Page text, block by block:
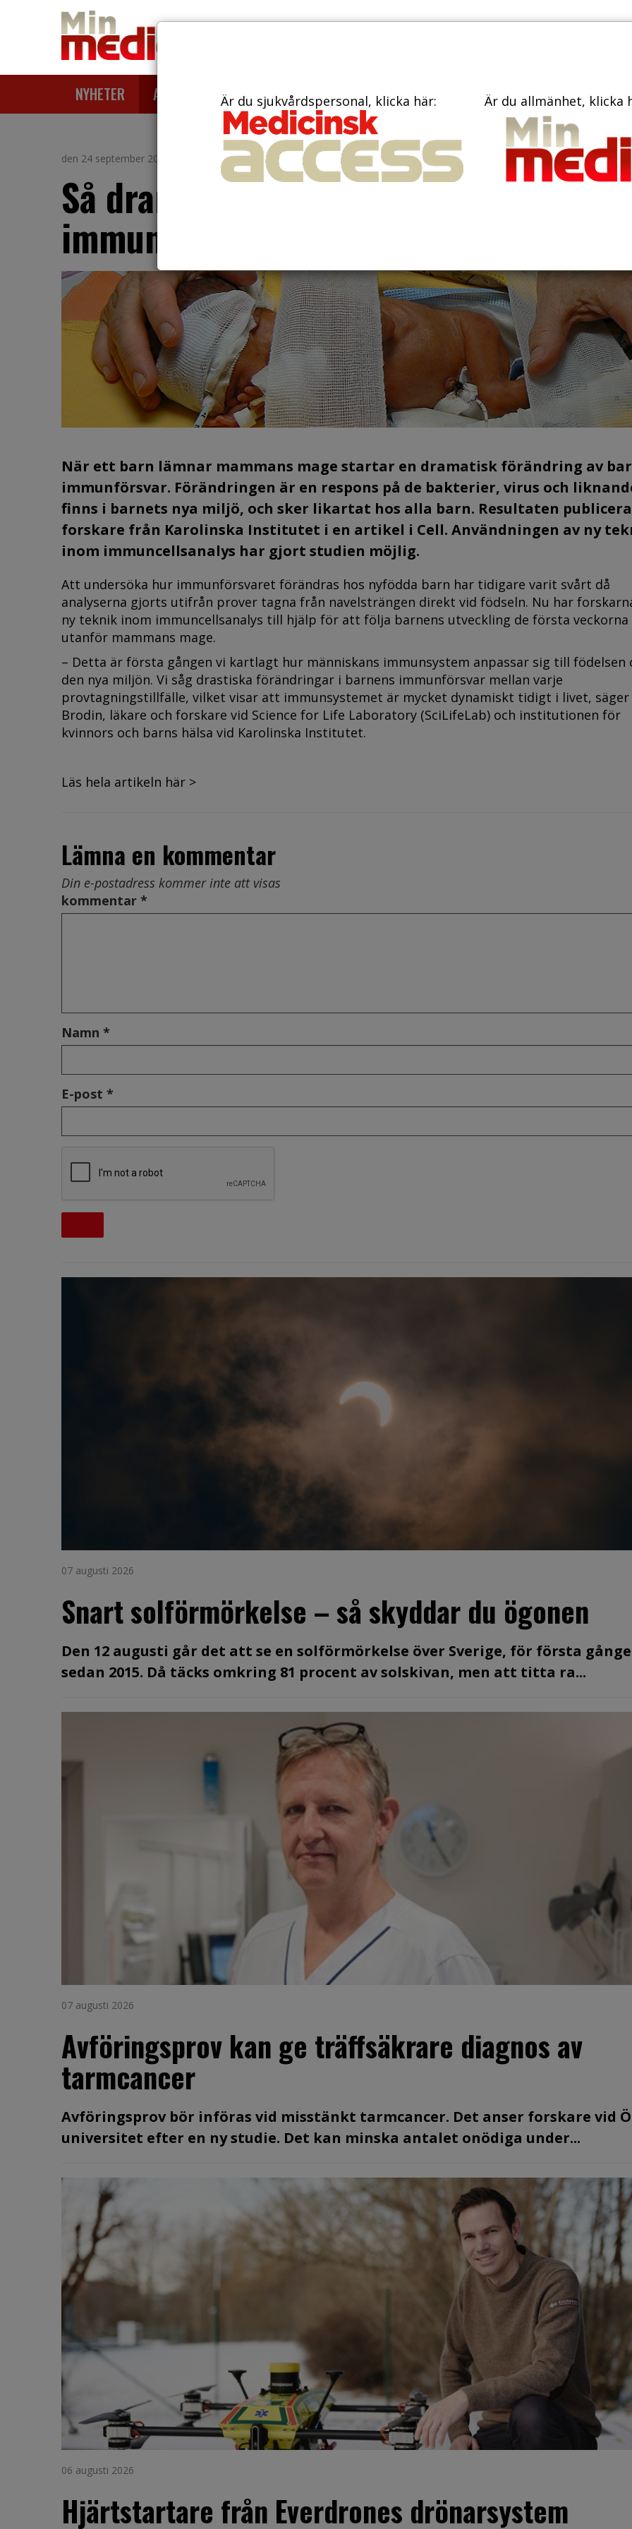
NYHETER ARTIKLAR AKTUELLT TIDNINGAR KONTAKT
den 24 september 2018
Så dramatiskt utvecklas vårt
immunförsvar efter födseln
När ett barn lämnar mammans mage startar en dramatisk förändring av
immunförsvar. Förändringen är en respons på de bakterier, virus och
finns i barnets nya miljö, och sker likartat hos alla barn. Resultaten
forskare från Karolinska Institutet i en artikel i Cell. Användningen av ny
inom immuncellsanalys har gjort studien möjlig.
Att undersöka hur immunförsvaret förändras hos nyfödda barn har tidigare varit svårt då
analyserna gjorts utifrån prover tagna från navelsträngen direkt vid födseln. Nu har
ny teknik inom immuncellsanalys till hjälp för att följa barnens utveckling de första veckorna
utanför mammans mage.
– Detta är första gången vi kartlagt hur människans immunsystem anpassar sig till födelsen
den nya miljön. Vi såg drastiska förändringar i barnens immunförsvar mellan varje
provtagningstillfälle, vilket visar att immunsystemet är mycket dynamiskt tidigt i livet,
Brodin, läkare och forskare vid Science for Life Laboratory (SciLifeLab) och institutionen för
kvinnors och barns hälsa vid Karolinska Institutet.
Läs hela artikeln här >
Lämna en kommentar
Din e-postadress kommer inte att visas
kommentar *
Namn *
E-post *
07 augusti 2026
Snart solförmörkelse – så skyddar du ögonen
Den 12 augusti går det att se en solförmörkelse över Sverige, för första
sedan 2015. Då täcks omkring 81 procent av solskivan, men att titta ra...
07 augusti 2026
Avföringsprov kan ge träffsäkrare diagnos av
tarmcancer
Avföringsprov bör införas vid misstänkt tarmcancer. Det anser forskare vid
universitet efter en ny studie. Det kan minska antalet onödiga under...
06 augusti 2026
Hjärtstartare från Everdrones drönarsystem
Är du sjukvårdspersonal, klicka här: Är du allmänhet, klicka